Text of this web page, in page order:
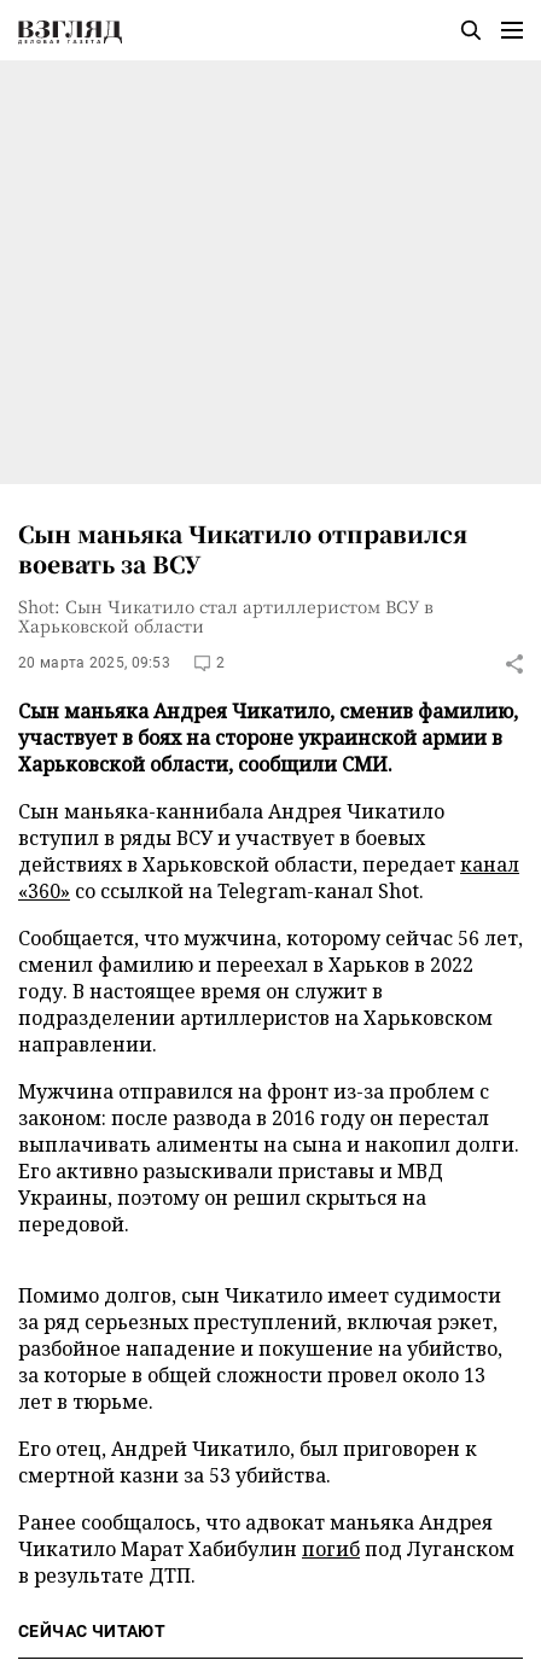
Сын маньяка Чикатило отправился
воевать за ВСУ
Shot: Сын Чикатило стал артиллеристом ВСУ в
Харьковской области
20 марта 2025, 09:53 2
Сын маньяка Андрея Чикатило, сменив фамилию,
участвует в боях на стороне украинской армии в
Харьковской области, сообщили СМИ.
Сын маньяка-каннибала Андрея Чикатило
вступил в ряды ВСУ и участвует в боевых
действиях в Харьковской области, передаетканал
«360» со ссылкой на Telegram-канал Shot.
Сообщается, что мужчина, которому сейчас 56 лет,
сменил фамилию и переехал в Харьков в 2022
году. В настоящее время он служит в
подразделении артиллеристов на Харьковском
направлении.
Мужчина отправился на фронт из-за проблем с
законом: после развода в 2016 году он перестал
выплачивать алименты на сына и накопил долги.
Его активно разыскивали приставы и МВД
Украины, поэтому он решил скрыться на
передовой.
Помимо долгов, сын Чикатило имеет судимости
за ряд серьезных преступлений, включая рэкет,
разбойное нападение и покушение на убийство,
за которые в общей сложности провел около 13
лет в тюрьме.
Его отец, Андрей Чикатило, был приговорен к
смертной казни за 53 убийства.
Ранее сообщалось, что адвокат маньяка Андрея
Чикатило Марат Хабибулин погибпод Луганском
в результате ДТП.
СЕЙЧАС ЧИТАЮТ